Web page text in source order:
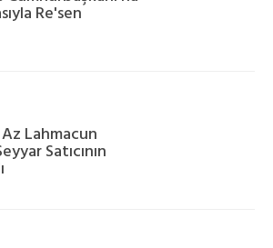
Re'sen
Lahmacun
Satıcının